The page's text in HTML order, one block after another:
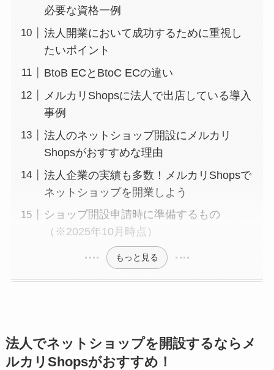
必要な資格一例
法人開業において成功するために重視し
たいポイント
BtoB ECとBtoC ECの違い
メルカリShopsに法人で出店している導入
事例
法人のネットショップ開設にメルカリ
Shopsがおすすめな理由
法人企業の実績も多数！メルカリShopsで
ネットショップを開業しよう
ショップ開設申請時に準備するもの
（※2025年10月時点）
もっと見る
法人でネットショップを開設するならメ
ルカリShopsがおすすめ！